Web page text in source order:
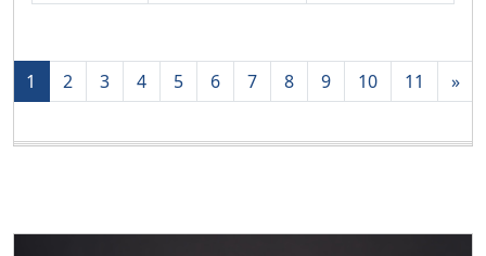
1 Aktuálna
stránka
2 3 4 5 6 7 8 9 10 11 »